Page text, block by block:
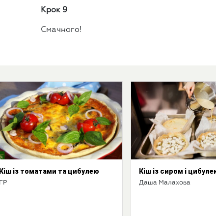
Крок 9
Смачного!
Кіш із томатами та цибулею
ГР
Кіш із сиром і
Даша Малахова